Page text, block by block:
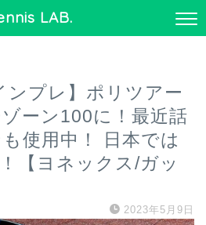
LAB.
ンプレ】ポリツアー
ーン100に！最近話
使用中！ 日本では
【ヨネックス/ガッ
2023年5月9日